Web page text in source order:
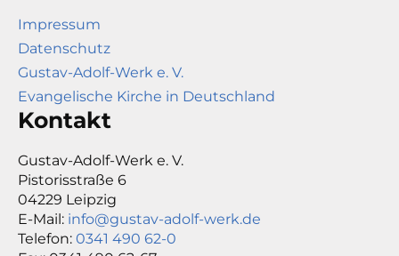
Impressum
Datenschutz
Gustav-Adolf-Werk e. V.
Evangelische Kirche in Deutschland
Kontakt
Gustav-Adolf-Werk e. V.
Pistorisstraße 6
04229 Leipzig
E-Mail: info@gustav-adolf-werk.de
Telefon: 0341 490 62-0